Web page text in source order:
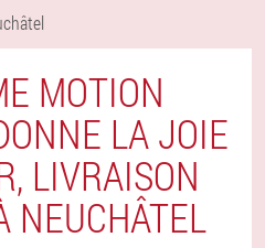
MOTION
LA JOIE
LIVRAISON
NEUCHÂTEL